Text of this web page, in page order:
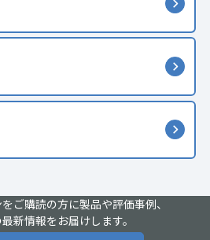
ご購読の方に製品や評価事例、
新情報をお届けします。